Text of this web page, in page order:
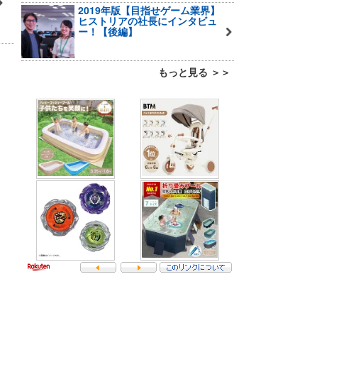
2019年版【目指せゲーム業界】
ヒストリアの社長にインタビュ
ー！【後編】
もっと見る ＞＞